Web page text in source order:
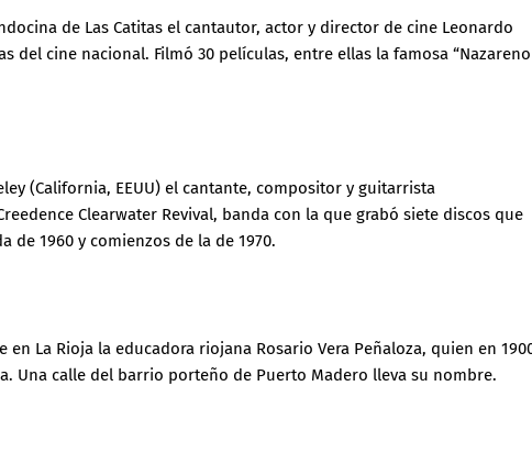
de Las Catitas el cantautor, actor y director de cine Leonardo
del cine nacional. Filmó 30 películas, entre ellas la famosa “Nazareno
(California, EEUU) el cantante, compositor y guitarrista
Clearwater Revival, banda con la que grabó siete discos que
1960 y comienzos de la de 1970.
en La Rioja la educadora riojana Rosario Vera Peñaloza, quien en
Una calle del barrio porteño de Puerto Madero lleva su nombre.